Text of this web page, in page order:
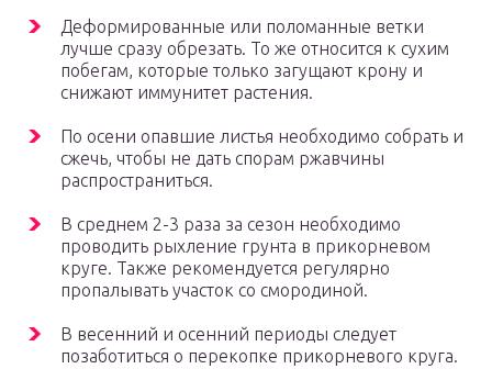
Деформированные или поломанные ветки
лучше сразу обрезать. То же относится к сухим
побегам, которые только загущают крону и
снижают иммунитет растения.
По осени опавшие листья необходимо собрать и
сжечь, чтобы не дать спорам ржавчины
распространиться.
В среднем 2-3 раза за сезон необходимо
проводить рыхление грунта в прикорневом
круге. Также рекомендуется регулярно
пропалывать участок со смородиной.
В весенний и осенний периоды следует
позаботиться о перекопке прикорневого круга.